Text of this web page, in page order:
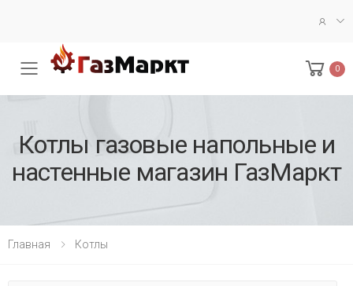
Меню 0
Кoтлы газoвые напoльные и
настенные магазин ГазМаркт
Главная Котлы